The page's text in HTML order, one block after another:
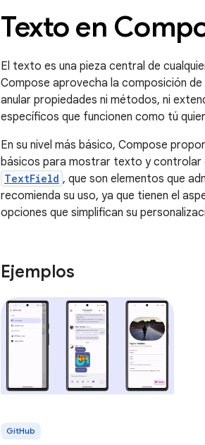
Texto en
El texto es una pieza central de
Compose aprovecha la composición
anular propiedades ni métodos, ni
específicos que funcionen como tú
En su nivel más básico, Compose
básicos para mostrar texto y controlar
TextField , que son elementos que
recomienda su uso, ya que tienen el
opciones que simplifican su
Ejemplos
GitHub